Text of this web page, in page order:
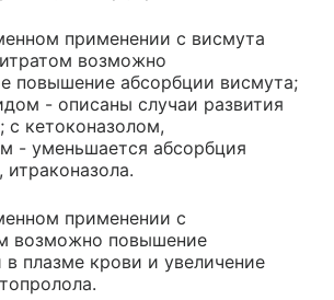
применении с висмута
возможно
повышение абсорбции висмута;
- описаны случаи развития
с кетоконазолом,
- уменьшается абсорбция
итраконазола.
применении с
возможно повышение
в плазме крови и увеличение